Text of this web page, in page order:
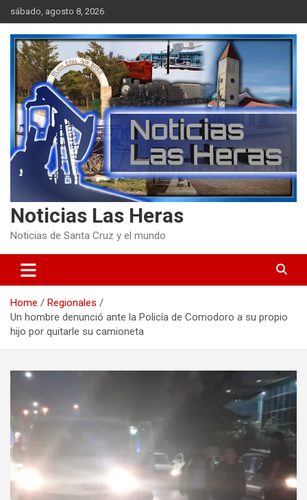
Skip
to
content
sábado, agosto 8, 2026
Noticias Las Heras
Noticias de Santa Cruz y el mundo
Home
Regionales
Un hombre denunció ante la Policía de Comodoro a su propio
hijo por quitarle su camioneta